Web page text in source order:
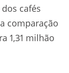
cafés
comparação
1,31 milhão